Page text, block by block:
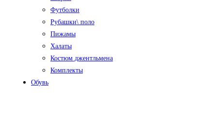
Футболки
Рубашки\ поло
Пижамы
Халаты
Костюм джентльмена
Комплекты
Обувь